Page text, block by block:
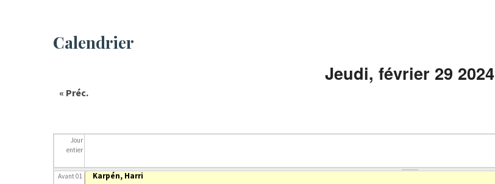
Calendrier
Jeudi, février 29 2024
« Préc.
Jour
entier
Avant 01 Karpén, Harri